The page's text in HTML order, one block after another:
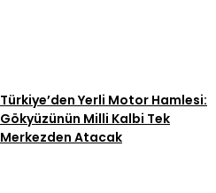
Türkiye’den Yerli Motor Hamlesi:
Gökyüzünün Milli Kalbi Tek
Merkezden Atacak